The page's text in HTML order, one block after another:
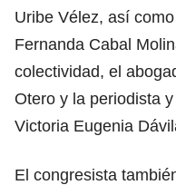
Uribe Vélez, así
Fernanda Cabal
colectividad, el
Otero y la periodista
Victoria Eugenia
El congresista